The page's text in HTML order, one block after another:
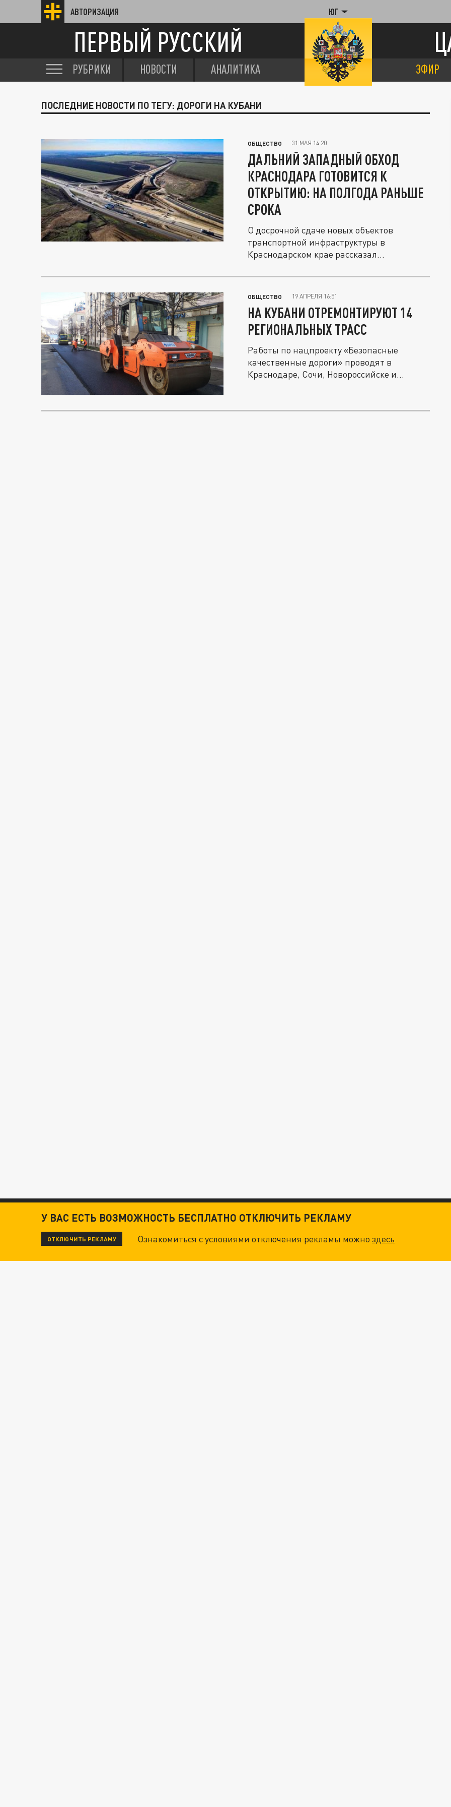
АВТОРИЗАЦИЯ ЮГ
ПЕРВЫЙ РУССКИЙ
РУБРИКИ НОВОСТИ АНАЛИТИКА ЭФИР
ПОСЛЕДНИЕ НОВОСТИ ПО ТЕГУ: ДОРОГИ НА КУБАНИ
ОБЩЕСТВО 31 МАЯ 14:20
ДАЛЬНИЙ ЗАПАДНЫЙ ОБХОД
КРАСНОДАРА ГОТОВИТСЯ К
ОТКРЫТИЮ: НА ПОЛГОДА РАНЬШЕ
СРОКА
О досрочной сдаче новых объектов
транспортной инфраструктуры в
Краснодарском крае рассказал
ОБЩЕСТВО 19 АПРЕЛЯ 16:51
НА КУБАНИ ОТРЕМОНТИРУЮТ 14
РЕГИОНАЛЬНЫХ ТРАСС
Работы по нацпроекту «Безопасные
качественные дороги» проводят в
Краснодаре, Сочи, Новороссийске и
У ВАС ЕСТЬ ВОЗМОЖНОСТЬ БЕСПЛАТНО ОТКЛЮЧИТЬ РЕКЛАМУ
ОТКЛЮЧИТЬ РЕКЛАМУ Ознакомиться с условиями отключения рекламы можноздесь